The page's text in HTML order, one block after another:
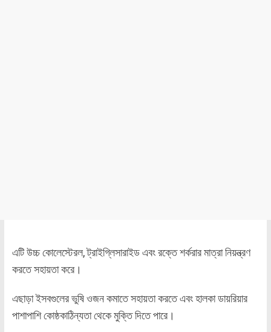
এটি উচ্চ কোলেস্টেরল, ট্রাইগ্লিসারাইড এবং রক্তে শর্করার মাত্রা নিয়ন্ত্রণ
করতে সহায়তা করে।
এছাড়া ইসবগুলের ভুষি ওজন কমাতে সহায়তা করতে এবং হালকা ডায়রিয়ার
পাশাপাশি কোষ্ঠকাঠিন্যতা থেকে মুক্তি দিতে পারে।